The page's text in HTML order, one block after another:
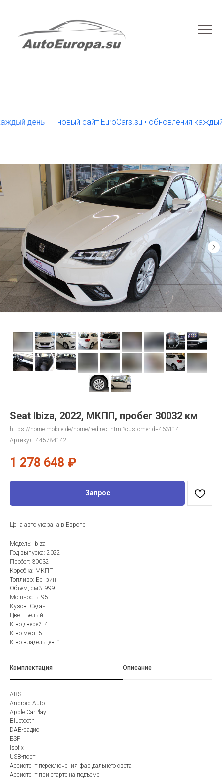
день новый сайт EuroCars.su • обновления каждый день
Seat Ibiza, 2022, МКПП, пробег 30032 км
https://home.mobile.de/home/redirect.html?customerId=463114
Артикул: 445784142
1 278 648 ₽
Запрос
Цена авто указана в Европе
Модель: Ibiza
Год выпуска: 2022
Пробег: 30032
Коробка: МКПП
Топливо: Бензин
Объем, см3: 999
Мощность: 95
Кузов: Седан
Цвет: Белый
К-во дверей: 4
К-во мест: 5
К-во владельцев: 1
Комплектация Описание
ABS
Android Auto
Apple CarPlay
Bluetooth
DAB-радио
ESP
Isofix
USB-порт
Ассистент переключения фар дальнего света
Ассистент при старте на подъеме